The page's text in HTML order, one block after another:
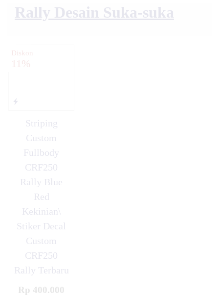
Rally Desain Suka-suka
Diskon
11%
Striping
Custom
Fullbody
CRF250
Rally Blue
Red
Kekinian\
Stiker Decal
Custom
CRF250
Rally Terbaru
Rp 400.000